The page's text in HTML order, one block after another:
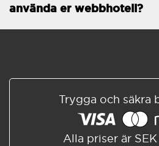
E-POSTFUNKTIONER
IMAP/CalDAV/CardDAV
Spamskydd
Delad/Synkroniserad
adressbok
använda er webbhotell?
Trygga och säkra
Alla priser är